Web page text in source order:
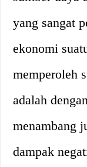
yang sangat
ekonomi
memperoleh
adalah
menambang
dampak